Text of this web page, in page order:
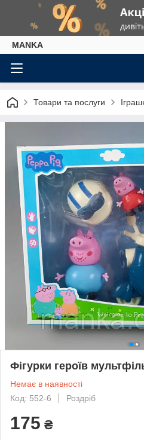
МАNKА
Товари та послуги
Фігурки героїв
Немає в наявності
Код: 552-6
Роздріб
175 ₴